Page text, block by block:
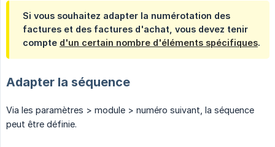
Si vous souhaitez adapter la numérotation des
factures et des factures d'achat, vous devez tenir
compte d'un certain nombre d'éléments spécifiques.
Adapter la séquence
Via les paramètres > module > numéro suivant, la séquence
peut être définie.